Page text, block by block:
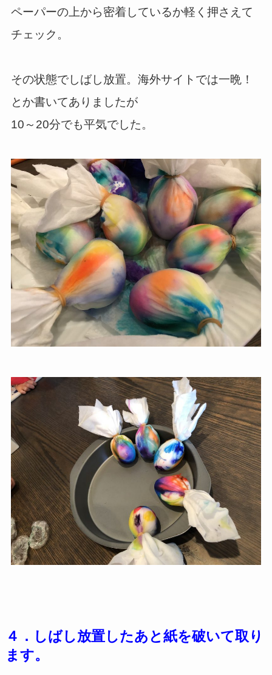
ペーパーの上から密着しているか軽く押さえて
チェック。
その状態でしばし放置。海外サイトでは一晩！
とか書いてありましたが
10～20分でも平気でした。
４．しばし放置したあと紙を破いて取り
ます。